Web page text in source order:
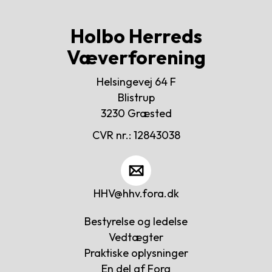
Holbo Herreds
Væverforening
Helsingevej 64 F
Blistrup
3230 Græsted
CVR nr.: 12843038
HHV@hhv.fora.dk
Bestyrelse og ledelse
Vedtægter
Praktiske oplysninger
En del af Fora
Cookies